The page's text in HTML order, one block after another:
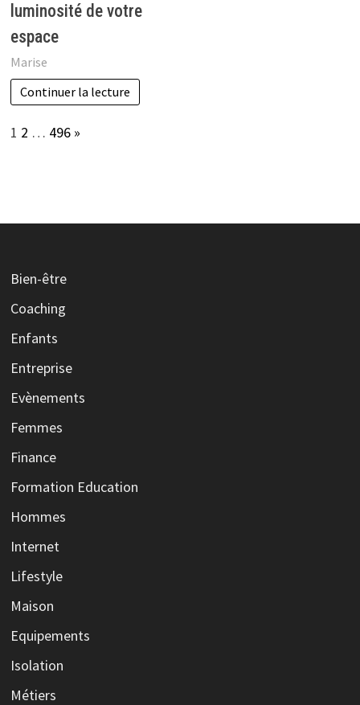
luminosité de votre
espace
Marise
Continuer la lecture
Page:
1 2 … 496 Next
»
Bien-être
Coaching
Enfants
Entreprise
Evènements
Femmes
Finance
Formation Education
Hommes
Internet
Lifestyle
Maison
Equipements
Isolation
Métiers